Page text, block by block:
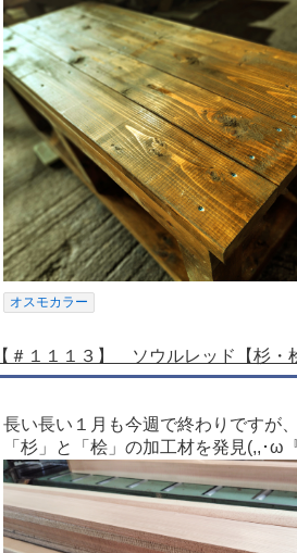
オスモカラー
【＃１１１３】 ソウルレッド【杉・
長い長い１月も今週で終わりですが
「杉」と「桧」の加工材を発見(,,･ω